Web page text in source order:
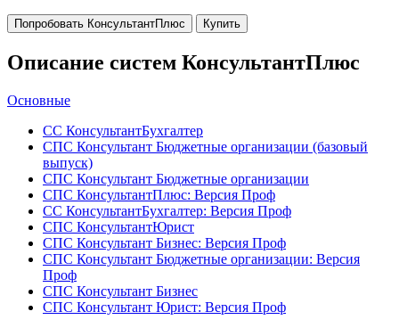
Попробовать КонсультантПлюс Купить
Описание систем КонсультантПлюс
Основные
СС КонсультантБухгалтер
СПС Консультант Бюджетные организации (базовый
выпуск)
СПС Консультант Бюджетные организации
СПС КонсультантПлюс: Версия Проф
СС КонсультантБухгалтер: Версия Проф
СПС КонсультантЮрист
СПС Консультант Бизнес: Версия Проф
СПС Консультант Бюджетные организации: Версия
Проф
СПС Консультант Бизнес
СПС Консультант Юрист: Версия Проф